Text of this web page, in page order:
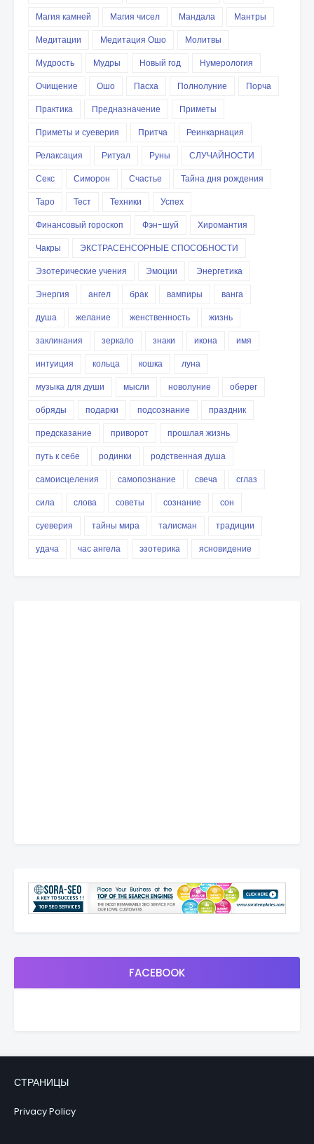
Магия камней
Магия чисел Мандала
Мантры
Медитации
Медитация Ошо
Молитвы
Мудрость
Мудры Новый год
Нумерология
Очищение
Ошо Пасха Полнолуние
Порча
Практика
Предназначение
Приметы
Приметы и суеверия
Притча
Реинкарнация
Релаксация
Ритуал Руны
СЛУЧАЙНОСТИ
Секс
Симорон Счастье
Тайна дня рождения
Таро
Тест Техники
Успех
Финансовый гороскоп
Фэн-шуй
Хиромантия
Чакры
ЭКСТРАСЕНСОРНЫЕ СПОСОБНОСТИ
Эзотерические учения
Эмоции
Энергетика
Энергия
ангел брак вампиры
ванга
душа
желание женственность
жизнь
заклинания
зеркало знаки икона
имя
интуиция
кольца кошка
луна
музыка для души
мысли новолуние
оберег
обряды
подарки подсознание
праздник
предсказание
приворот
прошлая жизнь
путь к себе
родинки
родственная душа
самоисцеления
самопознание свеча
сглаз
сила
слова советы сознание
сон
суеверия
тайны мира талисман
традиции
удача
час ангела эзотерика ясновидение
FACEBOOK
СТРАНИЦЫ
Privacy Policy